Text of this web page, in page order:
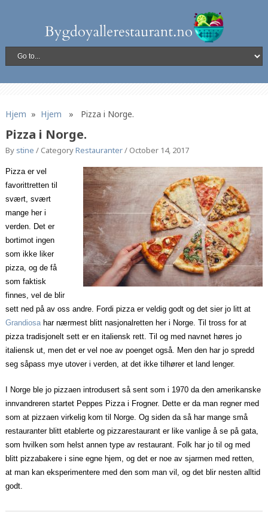
Hjem » Hjem » Pizza i Norge.
Pizza i Norge.
By stine / CategoryRestauranter/ October 14, 2017
Pizza er vel
favorittretten til
svært, svært
mange her i
verden. Det er
bortimot ingen
som ikke liker
pizza, og de få
som faktisk
finnes, vel de blir
sett ned på av oss andre. Fordi pizza er veldig godt og det sier jo litt at
Grandiosahar nærmest blitt nasjonalretten her i Norge. Til tross for at
pizza tradisjonelt sett er en italiensk rett. Til og med navnet høres jo
italiensk ut, men det er vel noe av poenget også. Men den har jo spredd
seg såpass mye utover i verden, at det ikke tilhører et land lenger.
I Norge ble jo pizzaen introdusert så sent som i 1970 da den amerikanske
innvandreren startet Peppes Pizza i Frogner. Dette er da man regner med
som at pizzaen virkelig kom til Norge. Og siden da så har mange små
restauranter blitt etablerte og pizzarestaurant er like vanlige å se på gata,
som hvilken som helst annen type av restaurant. Folk har jo til og med
blitt pizzabakere i sine egne hjem, og det er noe av sjarmen med retten,
at man kan eksperimentere med den som man vil, og det blir nesten alltid
godt.